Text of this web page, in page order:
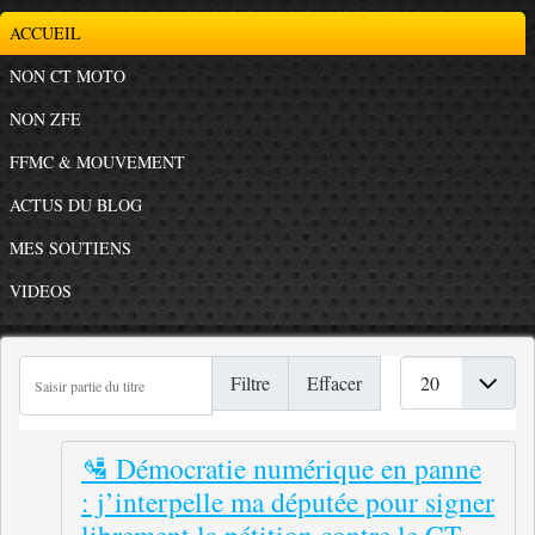
ACCUEIL
NON CT MOTO
NON ZFE
FFMC & MOUVEMENT
ACTUS DU BLOG
MES SOUTIENS
VIDEOS
Filtre Effacer
🛂 Démocratie numérique en panne
: j’interpelle ma députée pour signer